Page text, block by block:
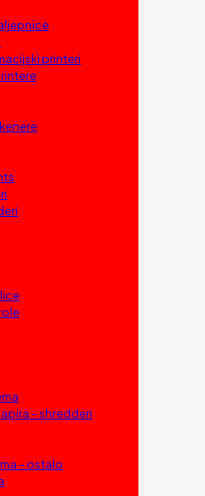
printeri
– shredderi
– ostalo